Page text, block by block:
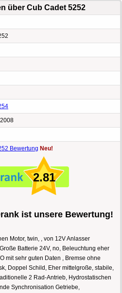
über Cub Cadet 5252
Bewertung Neu!
2.81
ist unsere Bewertung!
Motor, twin, , von 12V Anlasser
Batterie 24V, no, Beleuchtung eher
mit sehr guten Daten , Bremse ohne
Doppel Schild, Eher mittelgroße, stabile,
2 Rad-Antrieb, Hydrostatischen
Synchronisation Getriebe,